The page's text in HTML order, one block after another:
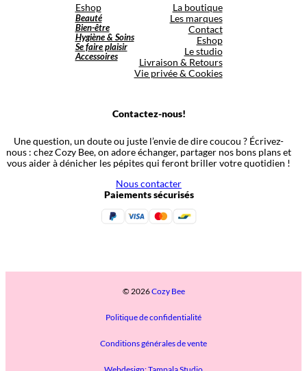
Eshop
Beauté
Bien-être
Hygiène & Soins
Se faire plaisir
Accessoires
La boutique
Les marques
Contact
Eshop
Le studio
Livraison & Retours
Vie privée & Cookies
Contactez-nous!
Une question, un doute ou juste l’envie de dire coucou ? Écrivez-
nous : chez Cozy Bee, on adore échanger, partager nos bons plans et
vous aider à dénicher les pépites qui feront briller votre quotidien !
Nous contacter
Paiements sécurisés
© 2026Cozy Bee
Politique de confidentialité
Conditions générales de vente